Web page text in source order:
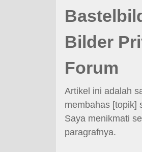
Bilder
Forum
Artikel ini adalah
membahas [topik]
Saya menikmati
paragrafnya.